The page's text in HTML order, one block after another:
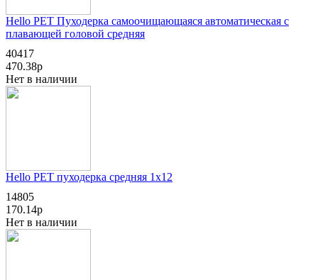
Hello PET Пуходерка самоочищающаяся автоматическая с
плавающей головой средняя
40417
470.38р
Нет в наличии
Hello PET пуходерка средняя 1х12
14805
170.14р
Нет в наличии